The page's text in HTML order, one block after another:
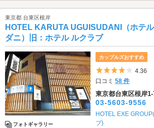
東京都 台東区根岸
HOTEL KARUTA UGUISUDANI（ホテ
ダニ）旧：ホテル ルクラブ
フォトギャラリー
カップルズおすすめ
5つ星
4.36
口コミ58 件
東京都台東区根岸1-
03-5603-9556
HOTEL EXE
プ)